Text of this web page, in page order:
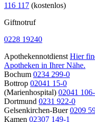
116 117 (kostenlos)
Giftnotruf
0228 19240
Apothekennotdienst Hier
Apotheken in Ihrer Nähe.
Bochum 0234 299-0
Bottrop 02041 15-0
(Marienhospital) 02041
Dortmund 0231 922-0
Gelsenkirchen-Buer 0209
Kamen 02307 149-1